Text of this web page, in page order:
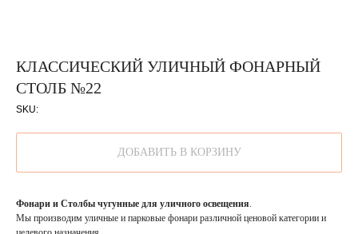
КЛАССИЧЕСКИЙ УЛИЧНЫЙ ФОНАРНЫЙ
СТОЛБ №22
SKU:
ДОБАВИТЬ В КОРЗИНУ
Фонари и Столбы чугунные для уличного освещения.
Мы производим уличные и парковые фонари различной ценовой категории и